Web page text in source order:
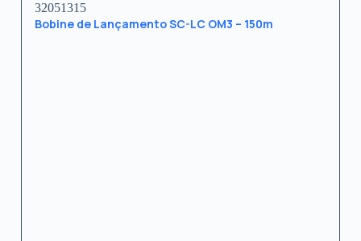
32051315
Bobine de Lançamento SC-LC OM3 – 150m